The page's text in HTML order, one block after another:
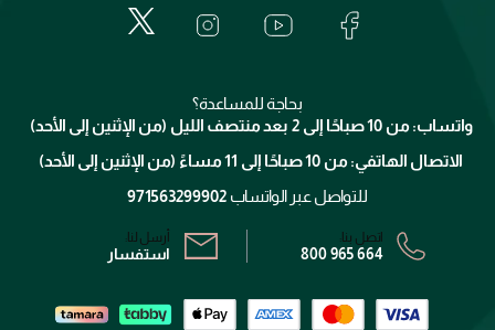
الإرجاع
خدمات المعارض
برنامج الولاء ميوز
الشروط و الأحكام
سياسة الخصوصية
بحاجة للمساعدة؟
واتساب: من 10 صباحًا إلى 2 بعد منتصف الليل (من الإثنين إلى الأحد)
الاتصال الهاتفي: من 10 صباحًا إلى 11 مساءً (من الإثنين إلى الأحد)
للتواصل عبر الواتساب 971563299902
اتصل بنا:
800 965 664
أرسل لنا:
استفسار